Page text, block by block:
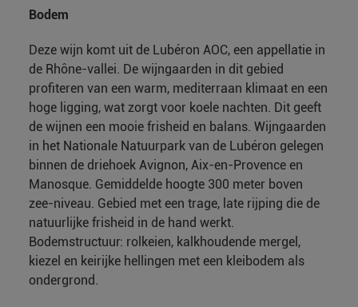
Bodem
Deze wijn komt uit de Lubéron AOC, een appellatie in
de Rhône-vallei. De wijngaarden in dit gebied
profiteren van een warm, mediterraan klimaat en een
hoge ligging, wat zorgt voor koele nachten. Dit geeft
de wijnen een mooie frisheid en balans. Wijngaarden
in het Nationale Natuurpark van de Lubéron gelegen
binnen de driehoek Avignon, Aix-en-Provence en
Manosque. Gemiddelde hoogte 300 meter boven
zee-niveau. Gebied met een trage, late rijping die de
natuurlijke frisheid in de hand werkt.
Bodemstructuur: rolkeien, kalkhoudende mergel,
kiezel en keirijke hellingen met een kleibodem als
ondergrond.